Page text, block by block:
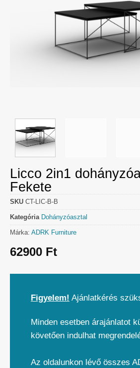
Licco 2in1
Fekete
SKU CT-LIC-B-B
Kategória Dohányzóasztal
Márka: ADRK Furniture
62900 Ft
Figyelem! Ajánlatkérés
Minden esetben árajánlatot
követően indulhat
Az oldalunkon lévő összes